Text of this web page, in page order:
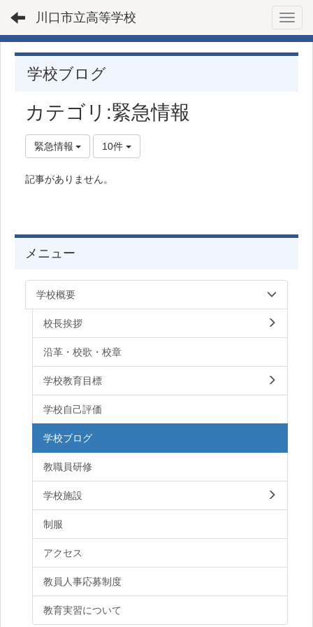
川口市立高等学校
学校ブログ
カテゴリ:緊急情報
緊急情報 10件
記事がありません。
メニュー
学校概要
校長挨拶
沿革・校歌・校章
学校教育目標
学校自己評価
学校ブログ
教職員研修
学校施設
制服
アクセス
教員人事応募制度
教育実習について